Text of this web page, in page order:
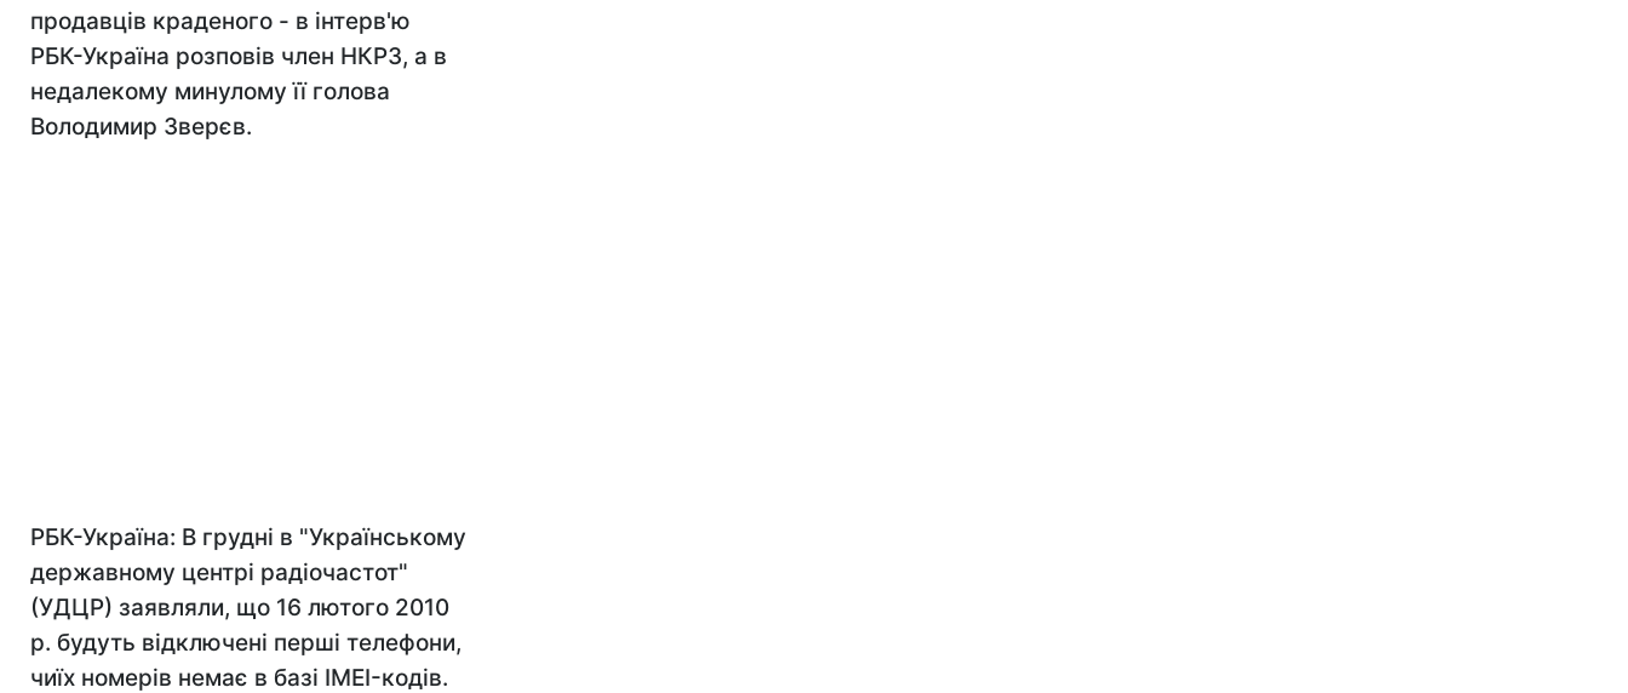
продавців краденого - в інтерв'ю
РБК-Україна розповів член НКРЗ, а в
недалекому минулому її голова
Володимир Зверєв.
РБК-Україна: В грудні в "Українському
державному центрі радіочастот"
(УДЦР) заявляли, що 16 лютого 2010
р. будуть відключені перші телефони,
чиїх номерів немає в базі IMEI-кодів.